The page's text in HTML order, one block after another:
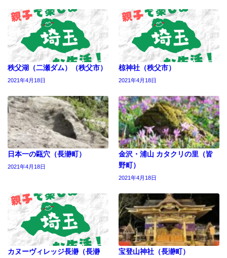
秩父湖（二瀬ダム）（秩父市）
2021年4月18日
椋神社（秩父市）
2021年4月18日
日本一の甌穴（長瀞町）
2021年4月18日
金沢・浦山 カタクリの里（皆
野町）
2021年4月18日
カヌーヴィレッジ長瀞（長瀞
宝登山神社（長瀞町）